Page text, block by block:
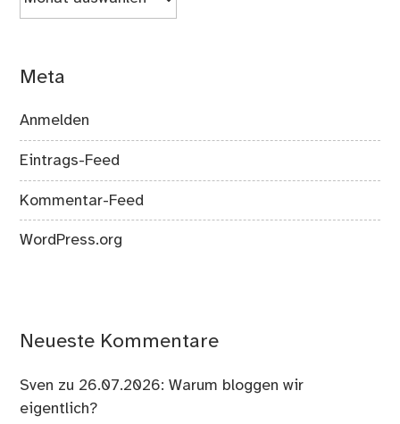
Meta
Anmelden
Eintrags-Feed
Kommentar-Feed
WordPress.org
Neueste Kommentare
Sven zu 26.07.2026: Warum bloggen wir
eigentlich?